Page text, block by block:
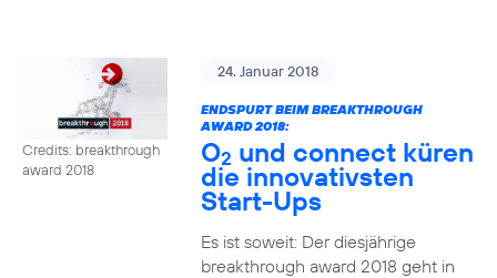
Credits: breakthrough
award 2018
24. Januar 2018
ENDSPURT BEIM BREAKTHROUGH
AWARD 2018:
O2 und connect küren
die innovativsten
Start-Ups
Es ist soweit: Der diesjährige
breakthrough award 2018 geht in